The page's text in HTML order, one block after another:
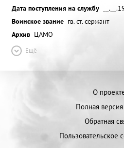
Дата поступления на службу
Воинское звание гв. ст. сержант
Архив ЦАМО
Ещё
О
Полная версия
Обратная
Пользовательское